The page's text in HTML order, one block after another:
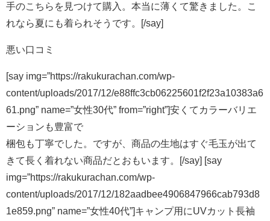
手のこちらを見つけて購入。本当に薄くて驚きました。こ
れなら夏にも着られそうです。[/say]
悪い口コミ
[say img=”https://rakukurachan.com/wp-
content/uploads/2017/12/e88ffc3cb06225601f2f23a10383a6
61.png” name=”女性30代” from=”right”]安くてカラーバリエ
ーションも豊富で
梱包も丁寧でした。ですが、商品の生地はすぐ毛玉が出て
きて長く着れない商品だとおもいます。[/say] [say
img=”https://rakukurachan.com/wp-
content/uploads/2017/12/182aadbee4906847966cab793d8
1e859.png” name=”女性40代”]キャンプ用にUVカット長袖